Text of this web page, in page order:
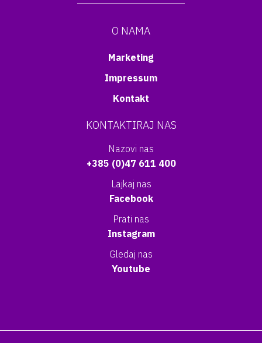
O NAMA
Marketing
Impressum
Kontakt
KONTAKTIRAJ NAS
Nazovi nas
+385 (0)47 611 400
Lajkaj nas
Facebook
Prati nas
Instagram
Gledaj nas
Youtube